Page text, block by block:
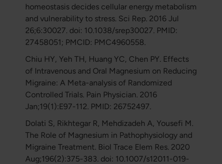
homeostasis decides cellular energy metabolism
and vulnerability to stress. Sci Rep. 2016 Jul
26;6:30027. doi: 10.1038/srep30027. PMID:
27458051; PMCID: PMC4960558.
Chiu HY, Yeh TH, Huang YC, Chen PY. Effects
of Intravenous and Oral Magnesium on Reducing
Migraine: A Meta-analysis of Randomized
Controlled Trials. Pain Physician. 2016
Jan;19(1):E97-112. PMID: 26752497.
Dolati S, Rikhtegar R, Mehdizadeh A, Yousefi M.
The Role of Magnesium in Pathophysiology and
Migraine Treatment. Biol Trace Elem Res. 2020
Aug;196(2):375-383. doi: 10.1007/s12011-019-